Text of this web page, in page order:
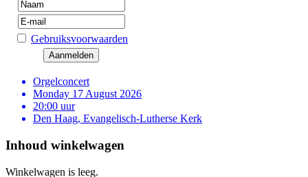
Gebruiksvoorwaarden
Orgelconcert
Monday 17 August 2026
20:00 uur
Den Haag, Evangelisch-Lutherse Kerk
Inhoud winkelwagen
Winkelwagen is leeg.